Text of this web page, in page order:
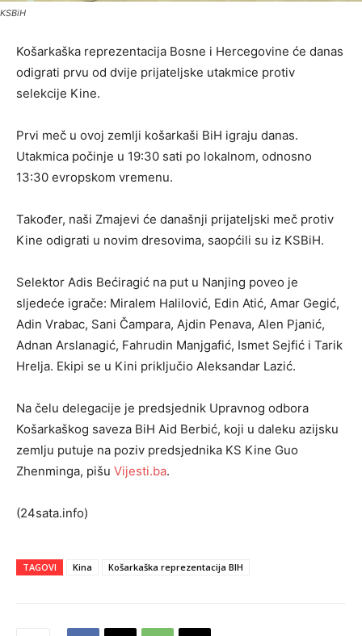
KSBiH
Košarkaška reprezentacija Bosne i Hercegovine će danas
odigrati prvu od dvije prijateljske utakmice protiv
selekcije Kine.
Prvi meč u ovoj zemlji košarkaši BiH igraju danas.
Utakmica počinje u 19:30 sati po lokalnom, odnosno
13:30 evropskom vremenu.
Također, naši Zmajevi će današnji prijateljski meč protiv
Kine odigrati u novim dresovima, saopćili su iz KSBiH.
Selektor Adis Bećiragić na put u Nanjing poveo je
sljedeće igrače: Miralem Halilović, Edin Atić, Amar Gegić,
Adin Vrabac, Sani Čampara, Ajdin Penava, Alen Pjanić,
Adnan Arslanagić, Fahrudin Manjgafić, Ismet Sejfić i Tarik
Hrelja. Ekipi se u Kini priključio Aleksandar Lazić.
Na čelu delegacije je predsjednik Upravnog odbora
Košarkaškog saveza BiH Aid Berbić, koji u daleku azijsku
zemlju putuje na poziv predsjednika KS Kine Guo
Zhenminga, pišu Vijesti.ba.
(24sata.info)
TAGOVI Kina Košarkaška reprezentacija BIH